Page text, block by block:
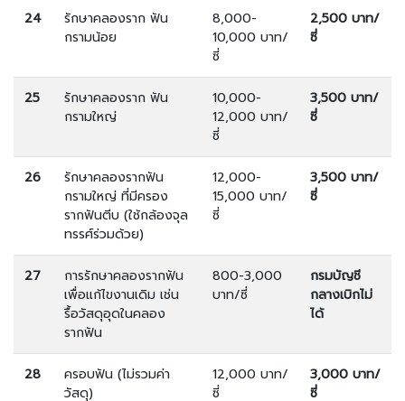
24
รักษาคลองราก ฟัน
กรามน้อย
8,000-
10,000 บาท/
ซี่
2,500 บาท/
ซี่
25
รักษาคลองราก ฟัน
กรามใหญ่
10,000-
12,000 บาท/
ซี่
3,500 บาท/
ซี่
26
รักษาคลองรากฟัน
กรามใหญ่ ที่มีครอง
รากฟันตีบ (ใช้กล้องจุล
ทรรศ์ร่วมด้วย)
12,000-
15,000 บาท/
ซี่
3,500 บาท/
ซี่
27
การรักษาคลองรากฟัน
เพื่อแก้ไขงานเดิม เช่น
รื้อวัสดุอุดในคลอง
รากฟัน
800-3,000
บาท/ซี่
กรมบัญชี
กลางเบิกไม่
ได้
28
ครอบฟัน (ไม่รวมค่า
วัสดุ)
12,000 บาท/
ซี่
3,000 บาท/
ซี่